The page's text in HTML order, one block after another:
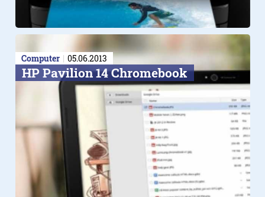
Computer 05.06.2013
HP Pavilion 14 Chromebook